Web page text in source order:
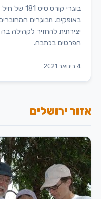
בוגרי
באופקים. הבוגרים
יצירתית להחזיר לקהילה
הפרטים בכתבה.
4 בינואר 2021
אזור ירושלים